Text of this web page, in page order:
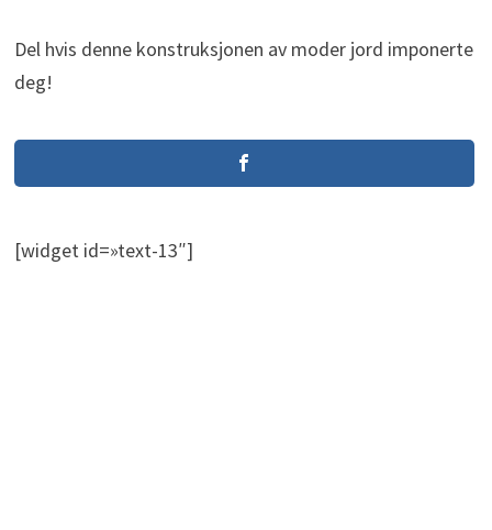
Del hvis denne konstruksjonen av moder jord imponerte
deg!
[widget id=»text-13″]